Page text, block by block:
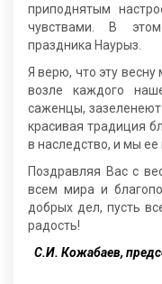
приподнятым
чувствами. В
праздника Наурыз.
Я верю, что эту
возле каждого
саженцы,
красивая традиция
в наследство, и мы ее
Поздравляя Вас с
всем мира и
добрых дел, пусть
радость!
С.И. Кожабаев,